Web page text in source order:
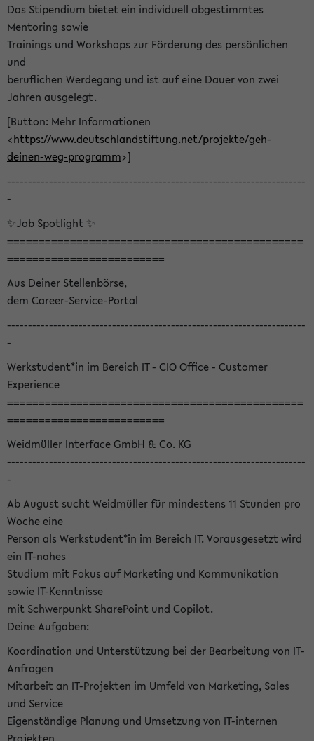
Das Stipendium bietet ein individuell abgestimmtes
Mentoring sowie
Trainings und Workshops zur Förderung des persönlichen
und
beruflichen Werdegang und ist auf eine Dauer von zwei
Jahren ausgelegt.
[Button: Mehr Informationen
<https://www.deutschlandstiftung.net/projekte/geh-
deinen-weg-programm>]
-----------------------------------------------------------------------
-
✨Job Spotlight ✨
===============================================
=========================
Aus Deiner Stellenbörse,
dem Career-Service-Portal
-----------------------------------------------------------------------
-
Werkstudent*in im Bereich IT - CIO Office - Customer
Experience
===============================================
=========================
Weidmüller Interface GmbH & Co. KG
-----------------------------------------------------------------------
-
Ab August sucht Weidmüller für mindestens 11 Stunden pro
Woche eine
Person als Werkstudent*in im Bereich IT. Vorausgesetzt wird
ein IT-nahes
Studium mit Fokus auf Marketing und Kommunikation
sowie IT-Kenntnisse
mit Schwerpunkt SharePoint und Copilot.
Deine Aufgaben:
Koordination und Unterstützung bei der Bearbeitung von IT-
Anfragen
Mitarbeit an IT-Projekten im Umfeld von Marketing, Sales
und Service
Eigenständige Planung und Umsetzung von IT-internen